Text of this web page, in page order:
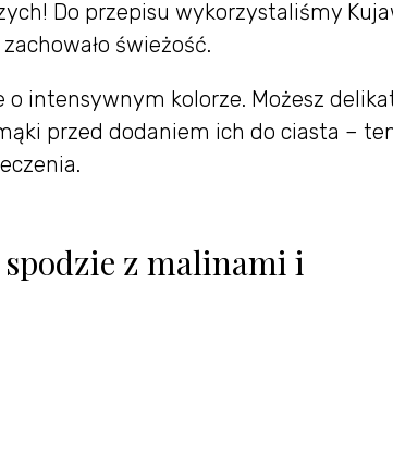
Do przepisu wykorzystaliśmy
świeżość.
o intensywnym kolorze. Możesz
przed dodaniem ich do ciasta –
z malinami i